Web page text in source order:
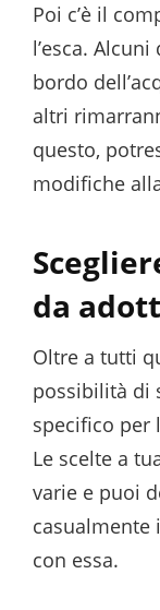
Poi c’è il
l’esca.
bordo
altri
questo,
modifiche
da
Oltre a tutti
possibilità di
specifico per
Le scelte a
varie e puoi
casualmente
con essa.